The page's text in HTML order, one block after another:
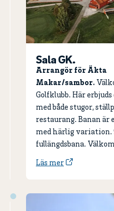
Sala GK.
Arrangör för Äkta
Makar/sambor.
Golfklubb. Här
med både stugor,
restaurang. Banan är
med härlig variation.
fullängdsbana.
Läs mer